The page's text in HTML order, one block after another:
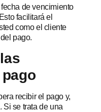
de vencimiento
facilitará el
como el cliente
pago.
recibir el pago y,
Si se trata de una